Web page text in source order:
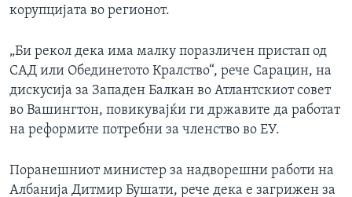
корупцијата во регионот.
„Би рекол дека има малку поразличен пристап од
САД или Обединетото Кралство“, рече Сарацин, на
дискусија за Западен Балкан во Атлантскиот совет
во Вашингтон, повикувајќи ги државите да работат
на реформите потребни за членство во ЕУ.
Поранешниот министер за надворешни работи на
Албанија Дитмир Бушати, рече дека е загрижен за